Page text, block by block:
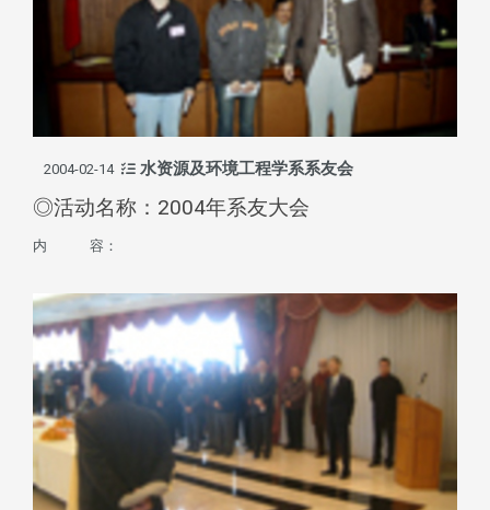
2004-02-14 水资源及环境工程学系系友会
◎活动名称：2004年系友大会
内 容：